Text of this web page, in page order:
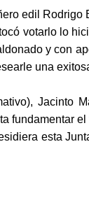
edil
votarlo lo
y con
una
Jacinto
fundamentar el
esta